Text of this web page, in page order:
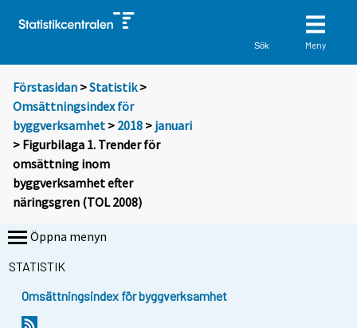
Sök Meny
Förstasidan >Statistik >
Omsättningsindex för
byggverksamhet > 2018 > januari
> Figurbilaga 1. Trender för
omsättning inom
byggverksamhet efter
näringsgren (TOL 2008)
Öppna menyn
STATISTIK
Omsättningsindex för byggverksamhet